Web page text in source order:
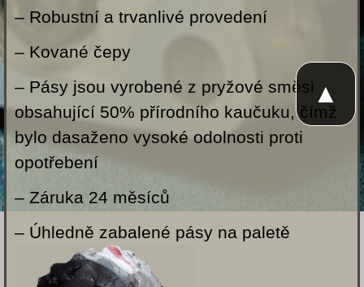
– Robustní a trvanlivé provedení
– Kované čepy
– Pásy jsou vyrobené z pryžové směsi
obsahující 50% přírodního kaučuku, čímž
bylo dasaženo vysoké odolnosti proti
opotřebení
– Záruka 24 měsíců
– Úhledně zabalené pásy na paletě
▲